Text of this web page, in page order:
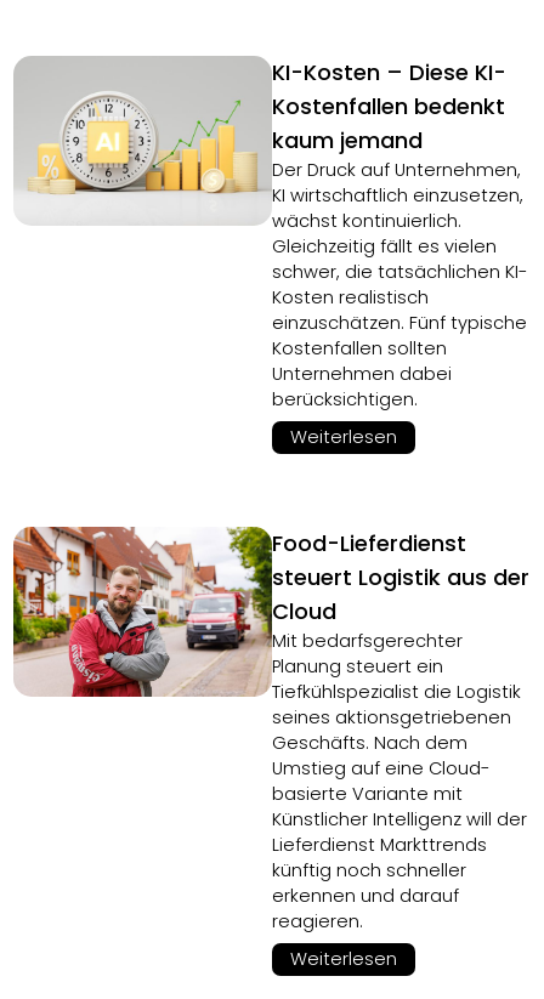
KI-Kosten – Diese KI-
Kostenfallen bedenkt
kaum jemand
Der Druck auf Unternehmen,
KI wirtschaftlich einzusetzen,
wächst kontinuierlich.
Gleichzeitig fällt es vielen
schwer, die tatsächlichen KI-
Kosten realistisch
einzuschätzen. Fünf typische
Kostenfallen sollten
Unternehmen dabei
berücksichtigen.
Weiterlesen
Food-Lieferdienst
steuert Logistik aus der
Cloud
Mit bedarfsgerechter
Planung steuert ein
Tiefkühlspezialist die Logistik
seines aktionsgetriebenen
Geschäfts. Nach dem
Umstieg auf eine Cloud-
basierte Variante mit
Künstlicher Intelligenz will der
Lieferdienst Markttrends
künftig noch schneller
erkennen und darauf
reagieren.
Weiterlesen